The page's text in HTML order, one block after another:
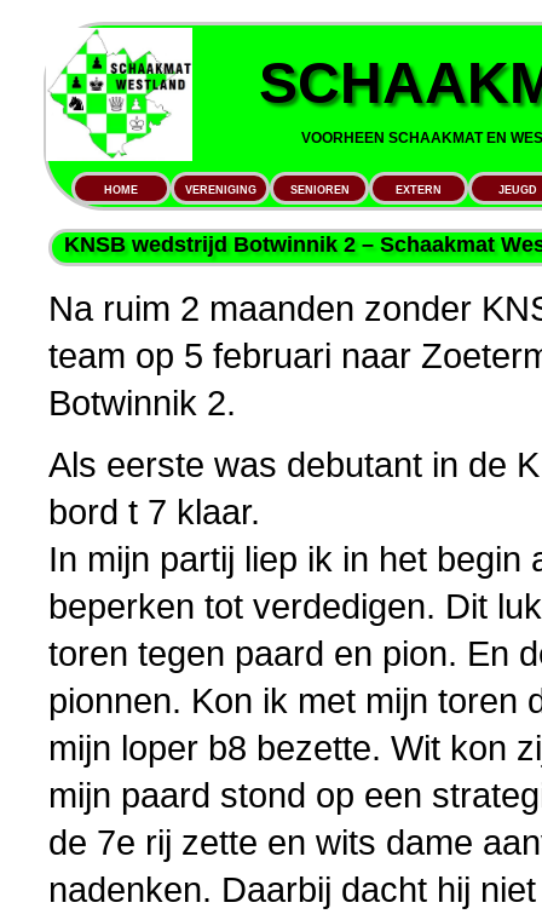
VOORHEEN SCHAAKMAT EN
HOME VERENIGING SENIOREN EXTERN JEUGD
KNSB wedstrijd Botwinnik 2 – Schaakmat
Na ruim 2 maanden zonder
team op 5 februari naar
Botwinnik 2.
Als eerste was debutant in de
bord t 7 klaar.
In mijn partij liep ik in het
beperken tot verdedigen. Dit
toren tegen paard en pion. En
pionnen. Kon ik met mijn toren
mijn loper b8 bezette. Wit kon
mijn paard stond op een
de 7e rij zette en wits dame
nadenken. Daarbij dacht hij